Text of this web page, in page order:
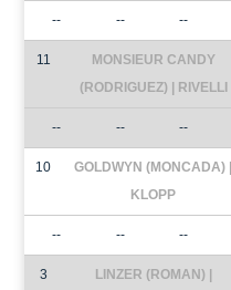
-- -- --
11
MONSIEUR CANDY
(RODRIGUEZ) | RIVELLI
-- -- --
10
GOLDWYN (MONCADA) |
KLOPP
-- -- --
3
LINZER (ROMAN) |